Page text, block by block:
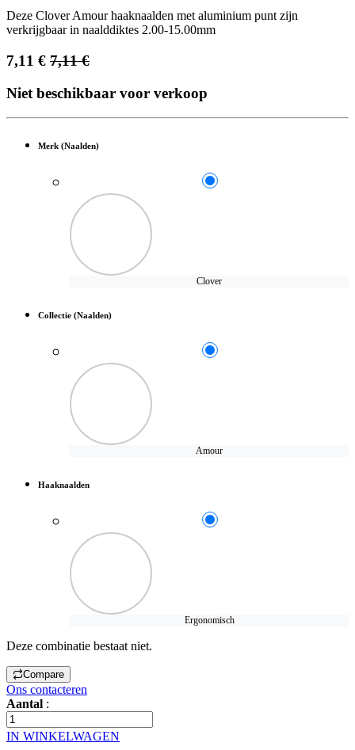
Deze Clover Amour haaknaalden met aluminium punt zijn
verkrijgbaar in naalddiktes 2.00-15.00mm
7,11 € 7,11€
Niet beschikbaar voor verkoop
Merk (Naalden)
Clover
Collectie (Naalden)
Amour
Haaknaalden
Ergonomisch
Deze combinatie bestaat niet.
Compare
Ons contacteren
Aantal :
IN WINKELWAGEN